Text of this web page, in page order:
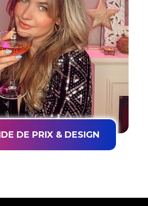
DE PRIX & DESIGN